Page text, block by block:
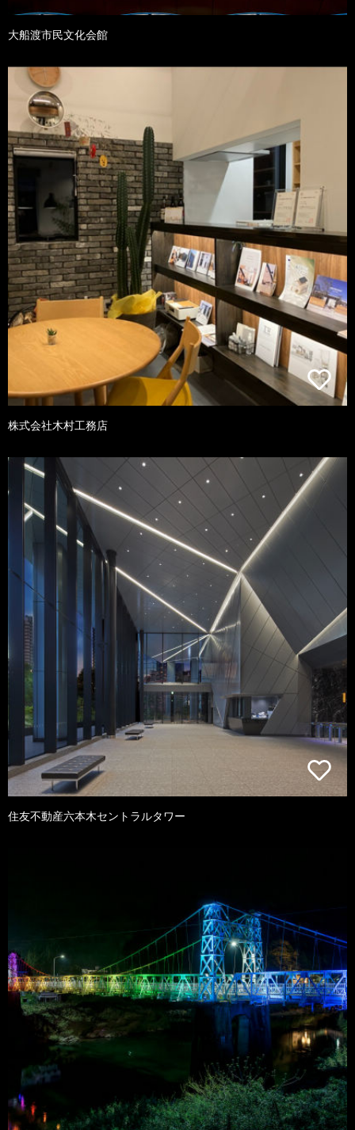
大船渡市民文化会館
株式会社木村工務店
住友不動産六本木セントラルタワー